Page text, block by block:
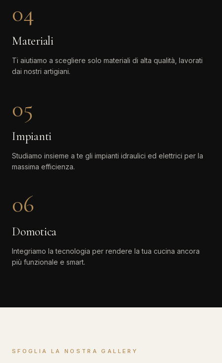
04
Materiali
Ti aiutiamo a scegliere solo materiali di alta qualità, lavorati
dai nostri artigiani.
05
Impianti
Studiamo insieme a te gli impianti idraulici ed elettrici per la
massima efficienza.
06
Domotica
Integriamo la tecnologia per rendere la tua cucina ancora
più funzionale e smart.
SFOGLIA LA NOSTRA GALLERY